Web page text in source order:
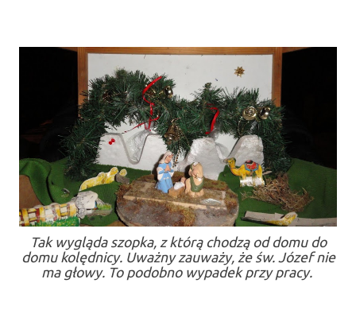
Tak wygląda szopka, z którą chodzą od domu do
domu kolędnicy. Uważny zauważy, że św. Józef nie
ma głowy. To podobno wypadek przy pracy.